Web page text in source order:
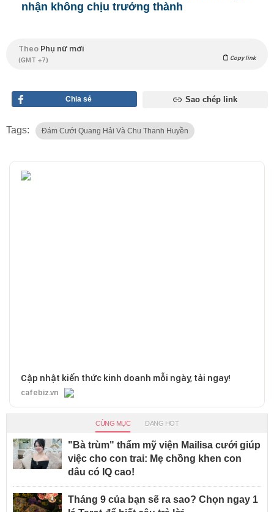
nhận không chịu trưởng thành
Theo Phụ nữ mới
(GMT +7) Copy link
Chia sẻ Sao chép link
Tags: Đám Cưới Quang Hải Và Chu Thanh Huyền
Cập nhật kiến thức kinh doanh mỗi ngày, tải ngay!
cafebiz.vn
CÙNG MỤC ĐANG HOT
"Bà trùm" thẩm mỹ viện Mailisa cưới giúp
việc cho con trai: Mẹ chồng khen con
dâu có IQ cao!
Tháng 9 của bạn sẽ ra sao? Chọn ngay 1